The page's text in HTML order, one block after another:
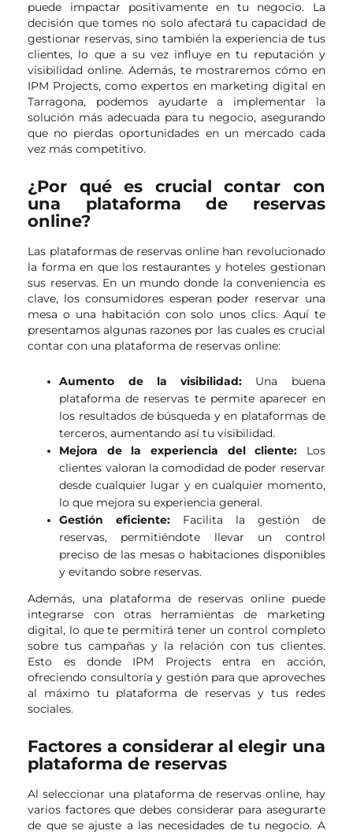
puede impactar positivamente en tu negocio. La
decisión que tomes no solo afectará tu capacidad de
gestionar reservas, sino también la experiencia de tus
clientes, lo que a su vez influye en tu reputación y
visibilidad online. Además, te mostraremos cómo en
IPM Projects, como expertos en marketing digital en
Tarragona, podemos ayudarte a implementar la
solución más adecuada para tu negocio, asegurando
que no pierdas oportunidades en un mercado cada
vez más competitivo.
¿Por qué es crucial contar con
una plataforma de reservas
online?
Las plataformas de reservas online han revolucionado
la forma en que los restaurantes y hoteles gestionan
sus reservas. En un mundo donde la conveniencia es
clave, los consumidores esperan poder reservar una
mesa o una habitación con solo unos clics. Aquí te
presentamos algunas razones por las cuales es crucial
contar con una plataforma de reservas online:
Aumento de la visibilidad: Una buena
plataforma de reservas te permite aparecer en
los resultados de búsqueda y en plataformas de
terceros, aumentando así tu visibilidad.
Mejora de la experiencia del cliente: Los
clientes valoran la comodidad de poder reservar
desde cualquier lugar y en cualquier momento,
lo que mejora su experiencia general.
Gestión eficiente: Facilita la gestión de
reservas, permitiéndote llevar un control
preciso de las mesas o habitaciones disponibles
y evitando sobre reservas.
Además, una plataforma de reservas online puede
integrarse con otras herramientas de marketing
digital, lo que te permitirá tener un control completo
sobre tus campañas y la relación con tus clientes.
Esto es donde IPM Projects entra en acción,
ofreciendo consultoría y gestión para que aproveches
al máximo tu plataforma de reservas y tus redes
sociales.
Factores a considerar al elegir una
plataforma de reservas
Al seleccionar una plataforma de reservas online, hay
varios factores que debes considerar para asegurarte
de que se ajuste a las necesidades de tu negocio. A